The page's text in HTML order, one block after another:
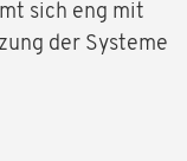
sich eng mit
der Systeme